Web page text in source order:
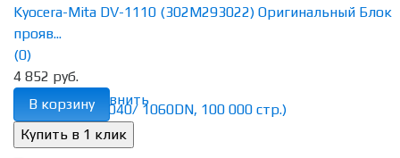
избранное сравнить
Kyocera-Mita DV-1110 (302M293022) Оригинальный Блок
прояв...
(0)
4 852 руб.
В корзину